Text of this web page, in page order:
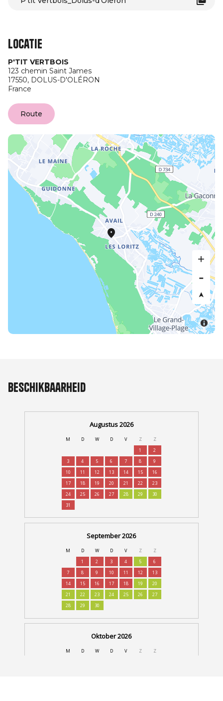
Locatie
P'TIT VERTBOIS
123 chemin Saint James
17550, DOLUS-D'OLÉRON
France
Route
Beschikbaarheid